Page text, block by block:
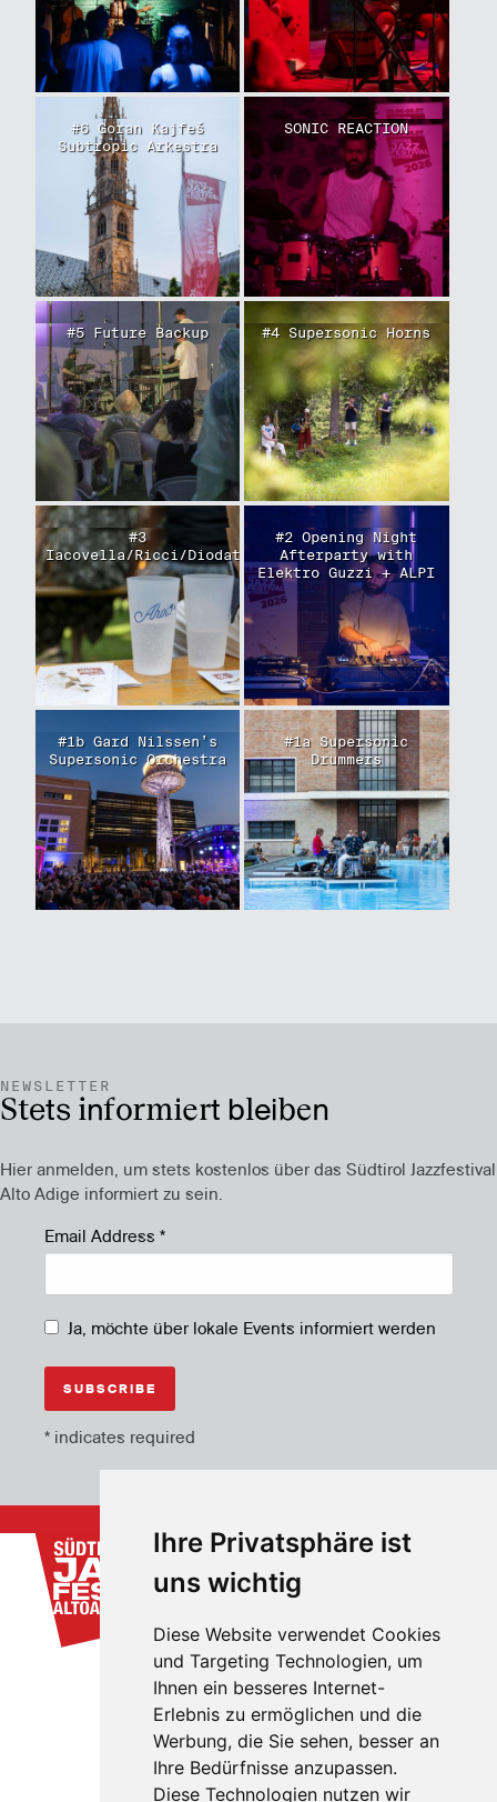
Ihre Privatsphäre ist
uns wichtig
Diese Website verwendet Cookies
und Targeting Technologien, um
Ihnen ein besseres Internet-
Erlebnis zu ermöglichen und die
Werbung, die Sie sehen, besser an
Ihre Bedürfnisse anzupassen.
Diese Technologien nutzen wir
#6 Goran Kajfeš
Subtropic Arkestra
SONIC REACTION
#5 Future Backup #4 Supersonic Horns
#3
Iacovella/Ricci/Diodati/Goller
#2 Opening Night
Afterparty with
Elektro Guzzi + ALPI
#1b Gard Nilssen’s
Supersonic Orchestra
#1a Supersonic
Drummers
NEWSLETTER
Stets informiert bleiben
Hier anmelden, um stets kostenlos über das Südtirol Jazzfestival
Alto Adige informiert zu sein.
Email Address *
Ja, möchte über lokale Events informiert werden
*indicates required